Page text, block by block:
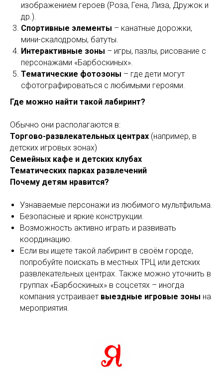
изображением героев (Роза, Гена, Лиза, Дружок и
др.).
Спортивные элементы – канатные дорожки,
мини-скалодромы, батуты.
Интерактивные зоны – игры, пазлы, рисование с
персонажами «Барбоскиных».
Тематические фотозоны – где дети могут
сфотографироваться с любимыми героями.
Где можно найти такой лабиринт?
Обычно они располагаются в:
Торгово-развлекательных центрах (например, в
детских игровых зонах)
Семейных кафе и детских клубах
Тематических парках развлечений
Почему детям нравится?
Узнаваемые персонажи из любимого мультфильма.
Безопасные и яркие конструкции.
Возможность активно играть и развивать
координацию.
Если вы ищете такой лабиринт в своём городе,
попробуйте поискать в местных ТРЦ или детских
развлекательных центрах. Также можно уточнить в
группах «Барбоскиных» в соцсетях – иногда
компания устраивает выездные игровые зоны на
мероприятия.